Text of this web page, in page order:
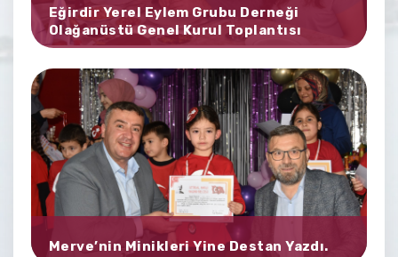
Eğirdir Yerel Eylem Grubu Derneği
Olağanüstü Genel Kurul Toplantısı
Merve’nin Minikleri Yine Destan Yazdı.